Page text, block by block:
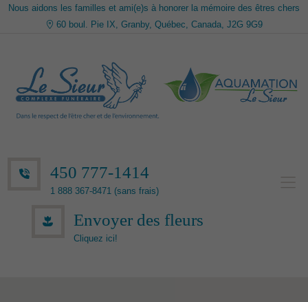
Nous aidons les familles et ami(e)s à honorer la mémoire des êtres chers
60 boul. Pie IX, Granby, Québec, Canada, J2G 9G9
450 777-1414
1 888 367-8471 (sans frais)
Envoyer des fleurs
Cliquez ici!